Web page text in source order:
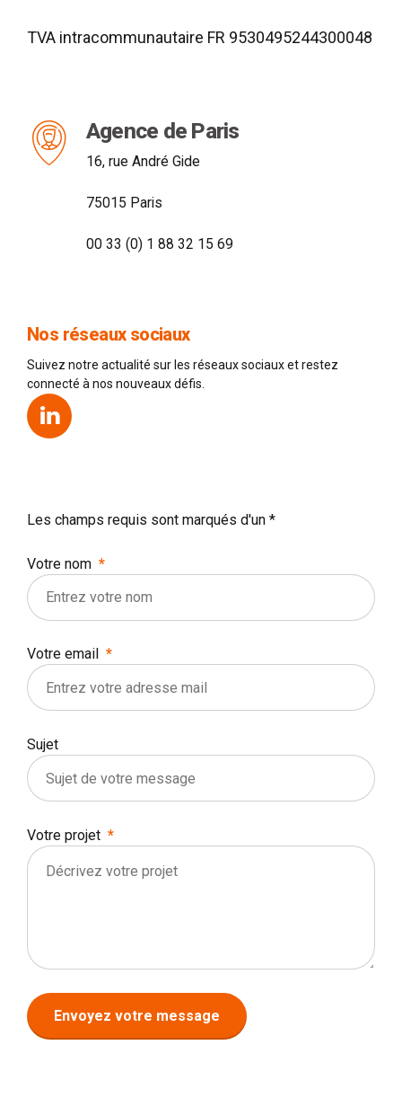
TVA intracommunautaire FR 9530495244300048
Agence de Paris
16, rue André Gide
75015 Paris
00 33 (0) 1 88 32 15 69
Nos réseaux sociaux
Suivez notre actualité sur les réseaux sociaux et restez
connecté à nos nouveaux défis.
Les champs requis sont marqués d'un *
Votre nom
Votre email
Sujet
Votre projet